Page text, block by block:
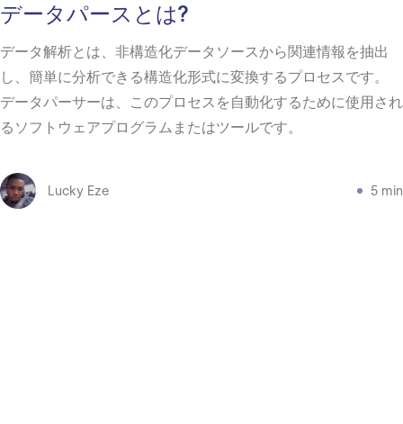
データパースとは?
データ解析とは、非構造化データソースから関連情報を抽出
し、簡単に分析できる構造化形式に変換するプロセスです。
データパーサーは、このプロセスを自動化するために使用され
るソフトウェアプログラムまたはツールです。
Lucky Eze 5 min